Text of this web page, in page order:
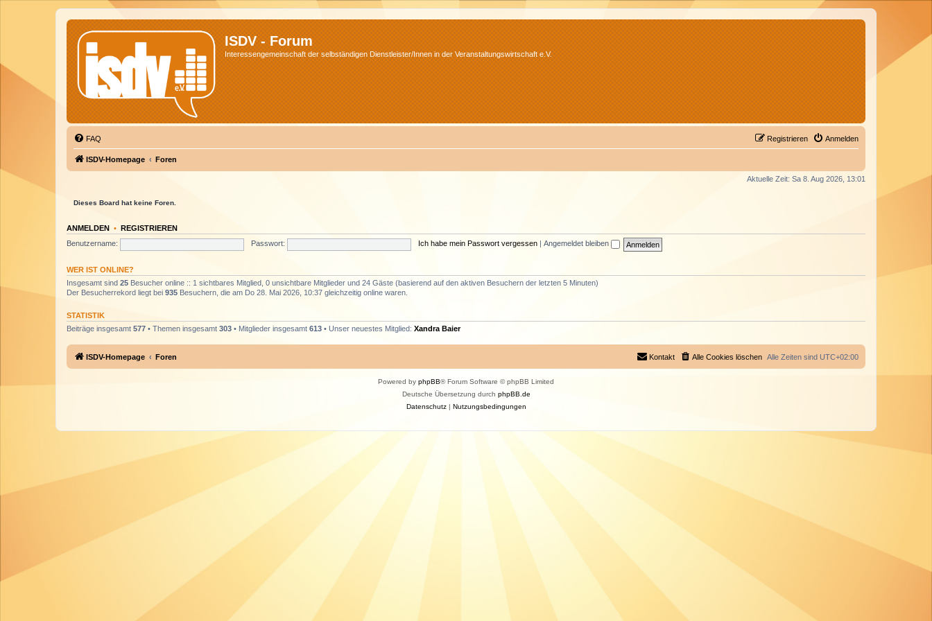
ISDV - Forum
Interessengemeinschaft der selbständigen Dienstleister/Innen in der Veranstaltungswirtschaft e.V.
FAQ Anmelden
Registrieren
ISDV-Homepage Foren
Aktuelle Zeit: Sa 8. Aug 2026, 13:01
Dieses Board hat keine Foren.
ANMELDEN • REGISTRIEREN
Benutzername:
Passwort: Ich habe mein Passwort vergessen Angemeldet bleiben
WER IST ONLINE?
Insgesamt sind 25 Besucher online :: 1 sichtbares Mitglied, 0 unsichtbare Mitglieder und 24 Gäste (basierend auf den aktiven Besuchern der letzten 5 Minuten)
Der Besucherrekord liegt bei 935 Besuchern, die am Do 28. Mai 2026, 10:37 gleichzeitig online waren.
STATISTIK
Beiträge insgesamt 577 • Themen insgesamt 303 • Mitglieder insgesamt 613 • Unser neuestes Mitglied: Xandra Baier
ISDV-Homepage Foren Alle Zeiten sind UTC+02:00
Alle Cookies löschen
Kontakt
Powered by phpBB® Forum Software © phpBB Limited
Deutsche Übersetzung durch phpBB.de
Datenschutz| Nutzungsbedingungen